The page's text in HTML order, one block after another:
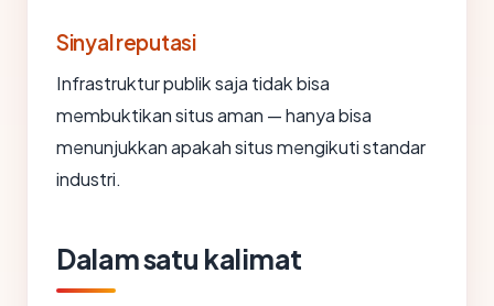
Sinyal reputasi
Infrastruktur publik saja tidak bisa
membuktikan situs aman — hanya bisa
menunjukkan apakah situs mengikuti standar
industri.
Dalam satu kalimat